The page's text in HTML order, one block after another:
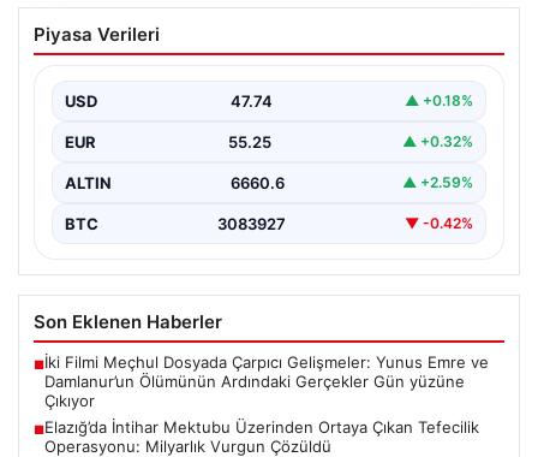
Elazığ’da İntihar Mektubu Üzerinden
Ortaya Çıkan Tefecilik Operasyonu:
Elazığ'da tefecilere borçlandığı iddiasıyla yaşamına son
büyük…
Piyasa Verileri
USD 47.74 ▲ +0.18%
EUR 55.25 ▲ +0.32%
ALTIN 6660.6 ▲ +2.59%
BTC 3083927 ▼ -0.42%
Son Eklenen Haberler
■İki Filmi Meçhul Dosyada Çarpıcı Gelişmeler: Yunus Emre ve
Damlanur’un Ölümünün Ardındaki Gerçekler Gün yüzüne
Çıkıyor
■Elazığ’da İntihar Mektubu Üzerinden Ortaya Çıkan Tefecilik
Operasyonu: Milyarlık Vurgun Çözüldü